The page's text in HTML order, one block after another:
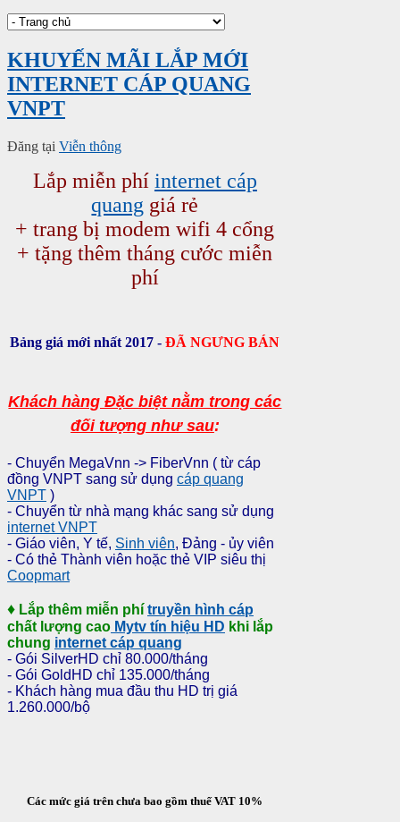
KHUYẾN MÃI LẮP MỚI
INTERNET CÁP QUANG
VNPT
Đăng tại Viễn thông
Lắp miễn phí internet cáp
quang giá rẻ
+ trang bị modem wifi 4 cổng
+ tặng thêm tháng cước miễn
phí
Bảng giá mới nhất 2017 -ĐÃ NGƯNG BÁN
Khách hàng Đặc biệt nằm trong các
đối tượng như sau:
- Chuyển MegaVnn -> FiberVnn ( từ cáp
đồng VNPT sang sử dụng cáp quang
VNPT )
- Chuyển từ nhà mạng khác sang sử dụng
internet VNPT
- Giáo viên, Y tế, Sinh viên, Đảng - ủy viên
- Có thẻ Thành viên hoặc thẻ VIP siêu thị
Coopmart
♦ Lắp thêm miễn phí truyền hình cáp
chất lượng cao Mytv tín hiệu HD khi lắp
chung internet cáp quang
- Gói SilverHD chỉ 80.000/tháng
- Gói GoldHD chỉ 135.000/tháng
- Khách hàng mua đầu thu HD trị giá
1.260.000/bộ
Các mức giá trên chưa bao gồm thuế VAT 10%